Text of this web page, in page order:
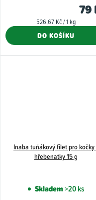
je
5,0
79
Měrná
526,67 Kč / 1 kg
DO KOŠÍKU
Inaba tuňákový filet pro kočky
hřebenatky 15 g
Skladem>20 ks